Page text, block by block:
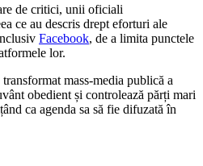
de critici, unii oficiali
ce au descris drept eforturi ale
Facebook, de a limita punctele
lor.
mass-media publică a
obedient și controlează părți mari
ca agenda sa să fie difuzată în